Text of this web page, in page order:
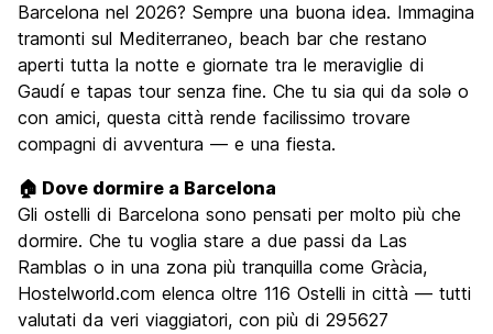
Festa / Vita notturna
8.9
Qualita' Prezzo
Barcelona nel 2026? Sempre una buona idea. Immagina
tramonti sul Mediterraneo, beach bar che restano
aperti tutta la notte e giornate tra le meraviglie di
Gaudí e tapas tour senza fine. Che tu sia qui da solə o
con amici, questa città rende facilissimo trovare
compagni di avventura — e una fiesta.
🏠 Dove dormire a Barcelona
Gli ostelli di Barcelona sono pensati per molto più che
dormire. Che tu voglia stare a due passi da Las
Ramblas o in una zona più tranquilla come Gràcia,
Hostelworld.com elenca oltre 116 Ostelli in città — tutti
valutati da veri viaggiatori, con più di 295627